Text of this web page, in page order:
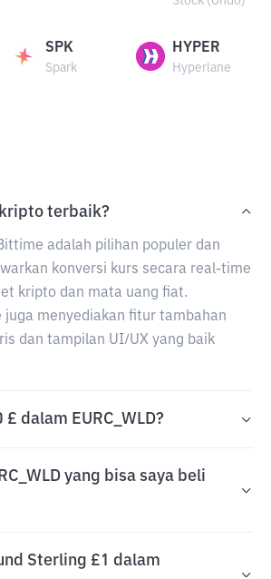
SPK
Spark
HYPER
Hyperlane
terbaik?
adalah pilihan populer dan
konversi kurs secara real-time
kripto dan mata uang fiat.
juga menyediakan fitur tambahan
dan tampilan UI/UX yang baik
dalam EURC_WLD?
yang bisa saya beli
Sterling £1 dalam